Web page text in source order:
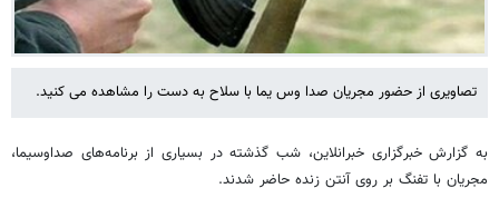
تصاویری از حضور مجریان صدا وس یما با سلاح به دست را مشاهده می کنید.
به گزارش خبرگزاری خبرانلاین، شب گذشته در بسیاری از برنامه‌های صداوسیما،
مجریان با تفنگ بر روی آنتن زنده حاضر شدند.